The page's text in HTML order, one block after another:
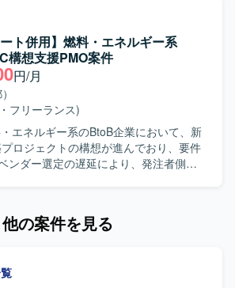
るエンドユーザー側の立場でプロジェ
がら、品質向上や効率化に直接貢献で
。 開発ベンダーとの折衝やプロジェク
、PMOとしての経験をさらに深めてい
ベースのシステム開発プロジェクトに
ューする環境となっております。
ケーションを通じて、業務要件の整理
を行っていただきます。また、業務遂
件定義に向けた論点整理や検討推進、
成支援など、上流工程全般をリードし
ながら、主体的に検討をリードしてい
おります。金融業界の業務知見を活か
資料作成を通じて、構造的に物事を捉
いです。また、自立して業務を推進し
ーやステークホルダーと協調してプロ
ていただけます。業務遂行責任者とし
ョンです。 【開発環境】 本案
ート併用】燃料・エネルギー系
構想支援PMO案件
円/月
フリーランス)
・エネルギー系のBtoB企業において、新
ロジェクトの構想が進んでおり、要件
ンダー選定の遅延により、発注者側の
参画いただき、発注者側PMOとしてプ
ー、現行システム資料を踏まえた再要
他の案件を見る